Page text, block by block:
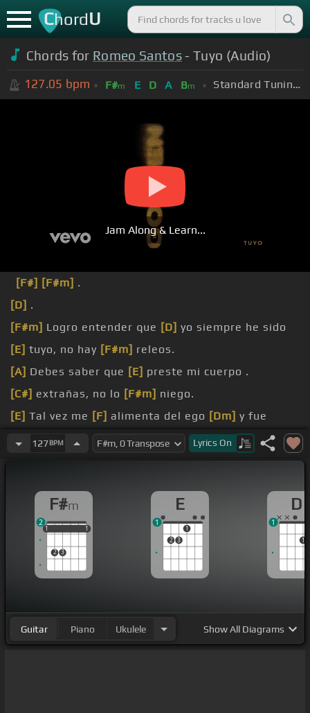
ChordU
Chords for Romeo Santos- Tuyo (Audio)
127.05 bpm F#m E D A Bm Standard Tuning (EADGBE)
Jam Along & Learn...
[F#] [F#m] .
[D] .
[F#m] Logro entender que [D] yo siempre he sido
[E] tuyo, no hay [F#m] releos.
[A] Debes saber que [E] preste mi cuerpo .
[C#] extrañas, no lo [F#m] niego.
[E] Tal vez me [F] alimenta del ego [Dm] y fue
[F#m]miedo.
[E]ubicación.
mil aventuras
pude curarme.
127BPM Lyrics On
F#m
1
2 3
1
1 1
2
E
2 3
1
1
D
1
1
Guitar Piano Ukulele ShowAll Diagrams